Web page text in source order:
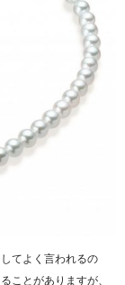
てよく言われるの
ことがありますが、